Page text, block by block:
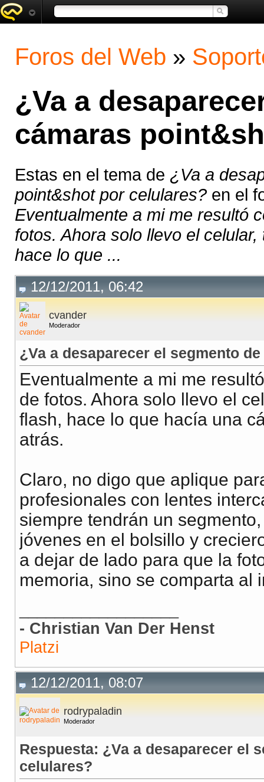
Foros del Web »
¿Va a
cámaras
Estas en el tema de ¿Va a
point&shot por celulares? en el
Eventualmente a mi me resultó
fotos. Ahora solo llevo el
hace lo que ...
12/12/2011, 06:42
cvander
Moderador
¿Va a desaparecer el segmento
Eventualmente a mi me
de fotos. Ahora solo llevo el
flash, hace lo que hacía una
atrás.
Claro, no digo que aplique
profesionales con lentes
siempre tendrán un
jóvenes en el bolsillo y
a dejar de lado para que la
memoria, sino se comparta al
- Christian Van Der Henst
Platzi
12/12/2011, 08:07
rodrypaladin
Moderador
Respuesta: ¿Va a desaparecer el
celulares?